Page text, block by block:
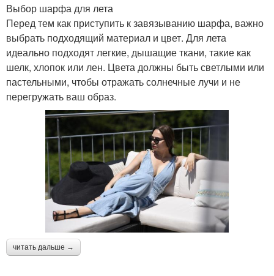
Выбор шарфа для лета
Перед тем как приступить к завязыванию шарфа, важно
выбрать подходящий материал и цвет. Для лета
идеально подходят легкие, дышащие ткани, такие как
шелк, хлопок или лен. Цвета должны быть светлыми или
пастельными, чтобы отражать солнечные лучи и не
перегружать ваш образ.
читать дальше →